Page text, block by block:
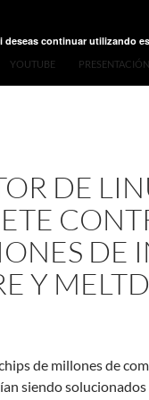
YOUTUBE PRESENTACIÓN
DE
DE
Y
de millones de
siendo
deseas continuar utilizando